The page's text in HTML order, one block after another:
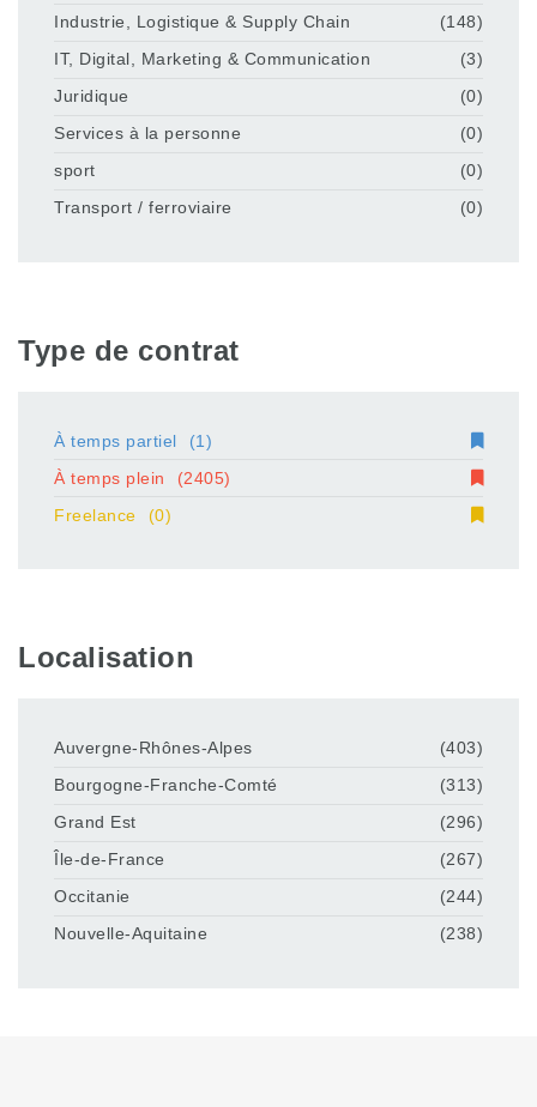
Industrie, Logistique & Supply Chain
(148)
IT, Digital, Marketing & Communication
(3)
Juridique
(0)
Services à la personne
(0)
sport
(0)
Transport / ferroviaire
(0)
Type de contrat
À temps partiel
(1)
À temps plein
(2405)
Freelance
(0)
Localisation
Auvergne-Rhônes-Alpes
(403)
Bourgogne-Franche-Comté
(313)
Grand Est
(296)
Île-de-France
(267)
Occitanie
(244)
Nouvelle-Aquitaine
(238)